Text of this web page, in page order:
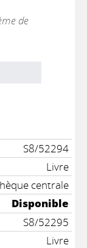
de
S8/52294
Livre
centrale
Disponible
S8/52295
Livre